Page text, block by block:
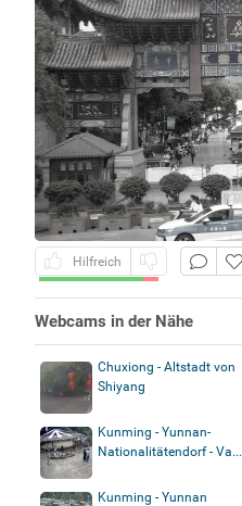
Hilfreich
Webcams in der Nähe
Chuxiong - Altstadt von
Shiyang
Kunming - Yunnan-
Nationalitätendorf - Va...
Kunming - Yunnan